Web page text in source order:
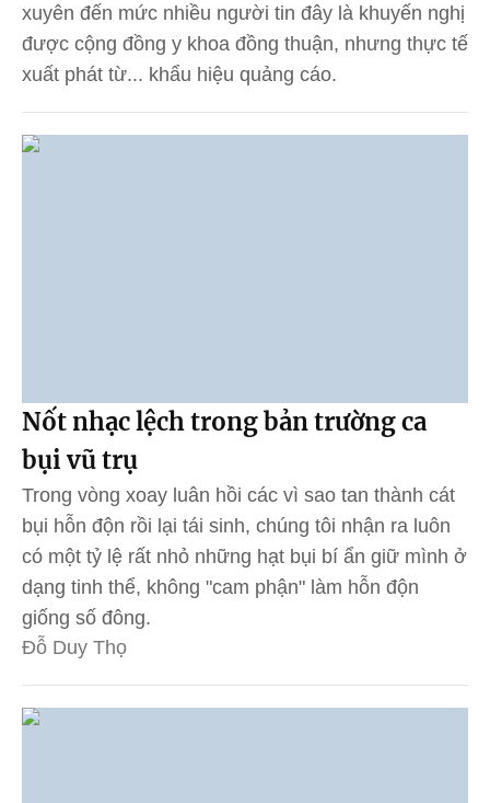
xuyên đến mức nhiều người tin đây là khuyến nghị
được cộng đồng y khoa đồng thuận, nhưng thực tế
xuất phát từ... khẩu hiệu quảng cáo.
Nốt nhạc lệch trong bản trường ca
bụi vũ trụ
Trong vòng xoay luân hồi các vì sao tan thành cát
bụi hỗn độn rồi lại tái sinh, chúng tôi nhận ra luôn
có một tỷ lệ rất nhỏ những hạt bụi bí ẩn giữ mình ở
dạng tinh thể, không "cam phận" làm hỗn độn
giống số đông.
Đỗ Duy Thọ